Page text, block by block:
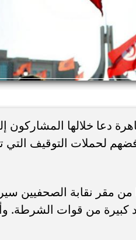
دعا خلالها المشاركون
لحملات التوقيف
من مقر نقابة الصحفيين
كبيرة من قوات الشرطة.